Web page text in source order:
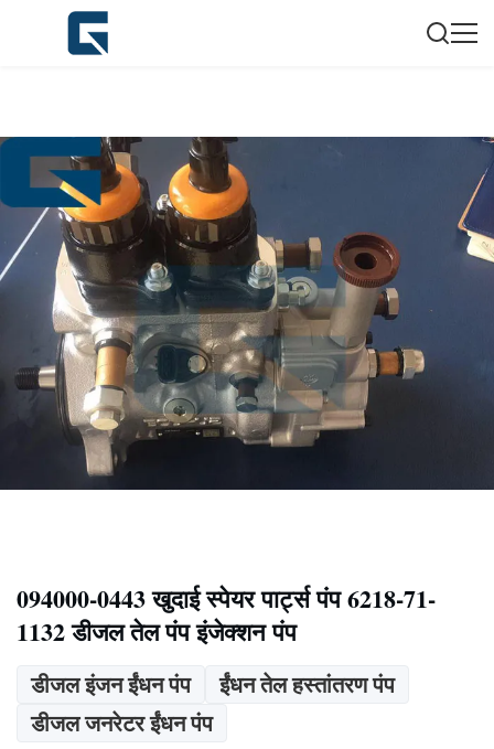
094000-0443 खुदाई स्पेयर पार्ट्स पंप 6218-71-
1132 डीजल तेल पंप इंजेक्शन पंप
डीजल इंजन ईंधन पंप
ईंधन तेल हस्तांतरण पंप
डीजल जनरेटर ईंधन पंप